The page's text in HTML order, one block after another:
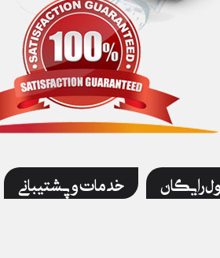
رایگان
خدمات و پشتیبانی